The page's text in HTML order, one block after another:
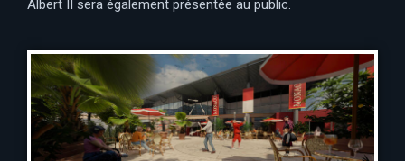
Albert II sera également présentée au public.